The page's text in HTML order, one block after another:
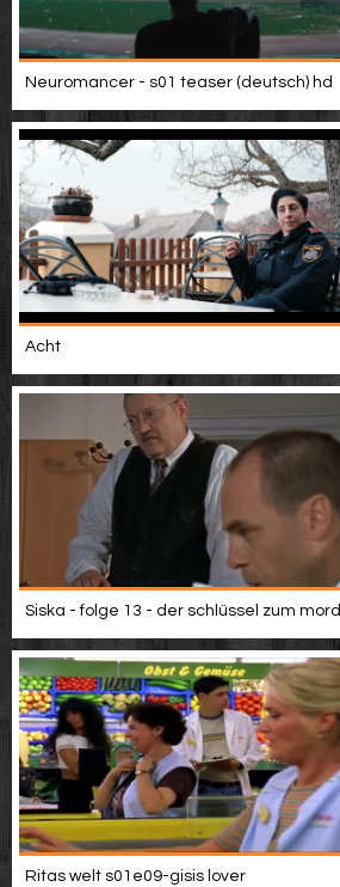
Neuromancer - s01 teaser (deutsch) hd
Acht
Siska - folge 13 - der schlüssel zum mord
Ritas welt s01e09-gisis lover